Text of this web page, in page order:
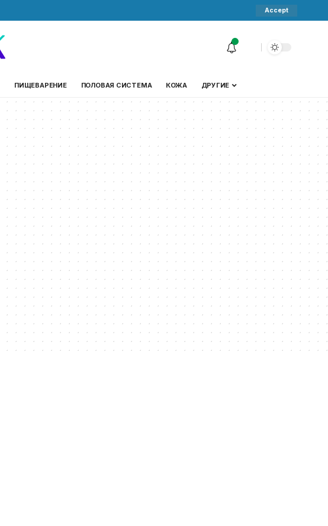
Accept
ПИЩЕВАРЕНИЕ ПОЛОВАЯ СИСТЕМА КОЖА ДРУГИЕ